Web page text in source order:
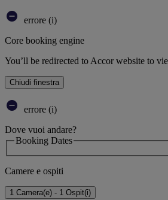
errore (i)
Core booking engine
You’ll be redirected to Accor website to
Chiudi finestra
errore (i)
Dove vuoi andare?
Booking Dates
Camere e ospiti
1 Camera(e) - 1 Ospit(i)